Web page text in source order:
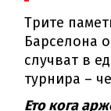
Трите
Барселона
случват в
турнира –
Ето кога